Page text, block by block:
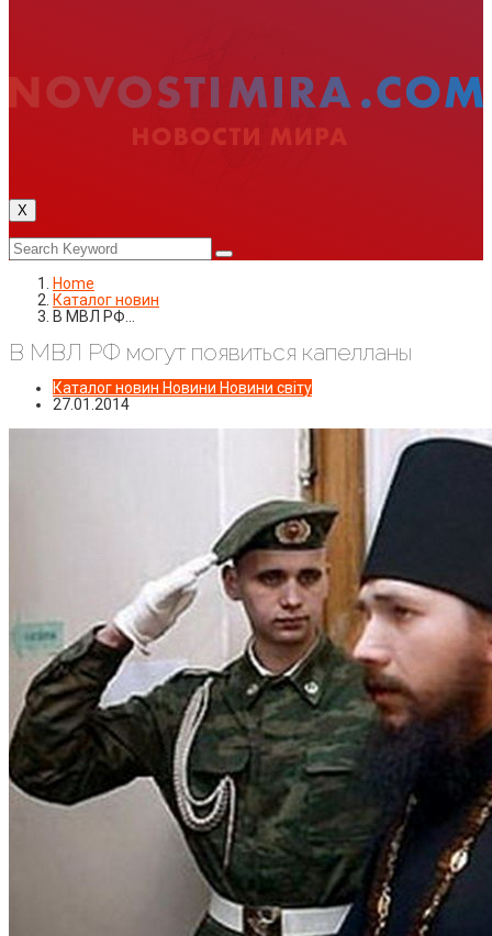
X
Home
Каталог новин
В МВЛ РФ…
В МВЛ РФ могут появиться капелланы
Каталог новин Новини Новини світу
27.01.2014